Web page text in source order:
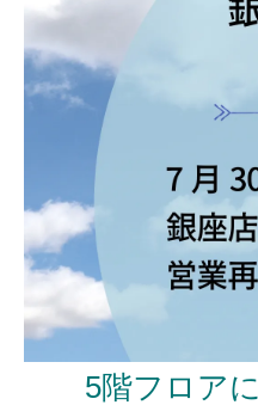
5階フロア